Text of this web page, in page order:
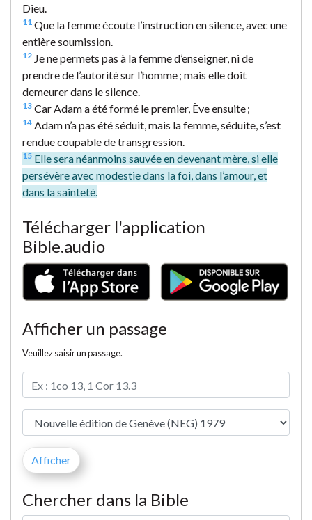
Dieu.
11 Que la femme écoute l’instruction en silence, avec une
entière soumission.
12 Je ne permets pas à la femme d’enseigner, ni de
prendre de l’autorité sur l’homme ; mais elle doit
demeurer dans le silence.
13 Car Adam a été formé le premier, Ève ensuite ;
14 Adam n’a pas été séduit, mais la femme, séduite, s’est
rendue coupable de transgression.
15 Elle sera néanmoins sauvée en devenant mère, si elle
persévère avec modestie dans la foi, dans l’amour, et
dans la sainteté.
Télécharger l'application
Bible.audio
Afficher un passage
Veuillez saisir un passage.
Chercher dans la Bible